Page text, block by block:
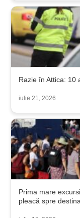
Razie în Attica: 10
iulie 21, 2026
Prima mare
pleacă spre